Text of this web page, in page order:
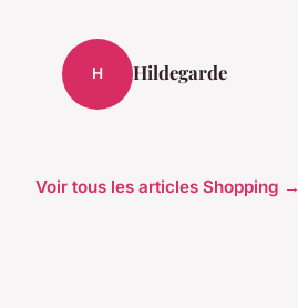
H Hildegarde
Voir tous les articles Shopping →